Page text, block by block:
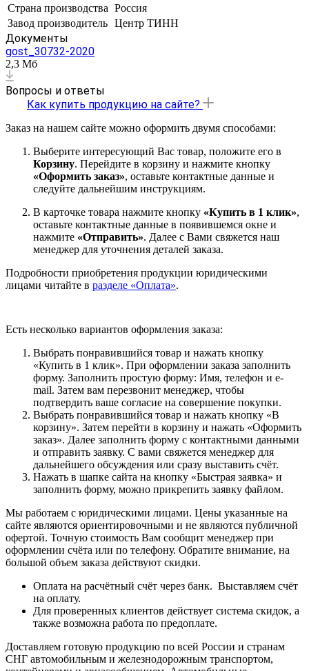
Страна производства Россия
Завод производитель Центр ТИНН
Документы
gost_30732-2020
2,3 Мб
Вопросы и ответы
Как купить продукцию на сайте?
Заказ на нашем сайте можно оформить двумя способами:
Выберите интересующий Вас товар, положите его в
Корзину. Перейдите в корзину и нажмите кнопку
«Оформить заказ», оставьте контактные данные и
следуйте дальнейшим инструкциям.
В карточке товара нажмите кнопку «Купить в 1 клик»,
оставьте контактные данные в появившемся окне и
нажмите «Отправить». Далее с Вами свяжется наш
менеджер для уточнения деталей заказа.
Подробности приобретения продукции юридическими
лицами читайте в разделе «Оплата».
Есть несколько вариантов оформления заказа:
Выбрать понравившийся товар и нажать кнопку
«Купить в 1 клик». При оформлении заказа заполнить
форму. Заполнить простую форму: Имя, телефон и e-
mail. Затем вам перезвонит менеджер, чтобы
подтвердить ваше согласие на совершение покупки.
Выбрать понравившийся товар и нажать кнопку «В
корзину». Затем перейти в корзину и нажать «Оформить
заказ». Далее заполнить форму с контактными данными
и отправить заявку. С вами свяжется менеджер для
дальнейшего обсуждения или сразу выставить счёт.
Нажать в шапке сайта на кнопку «Быстрая заявка» и
заполнить форму, можно прикрепить заявку файлом.
Мы работаем с юридическими лицами. Цены указанные на
сайте являются ориентировочными и не являются публичной
офертой. Точную стоимость Вам сообщит менеджер при
оформлении счёта или по телефону. Обратите внимание, на
большой объем заказа действуют скидки.
Оплата на расчётный счёт через банк. Выставляем счёт
на оплату.
Для проверенных клиентов действует система скидок, а
также возможна работа по предоплате.
Доставляем готовую продукцию по всей России и странам
СНГ автомобильным и железнодорожным транспортом,